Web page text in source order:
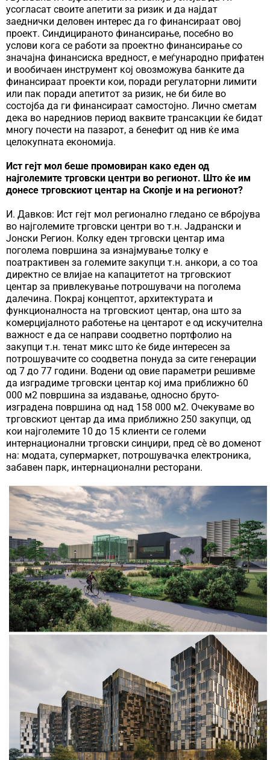
усогласат своите апетити за ризик и да најдат
заеднички деловен интерес да го финансираат овој
проект. Синдицираното финансирање, посебно во
услови кога се работи за проектно финансирање со
значајна финансиска вредност, е меѓународно прифатен
и вообичаен инструмент кој овозможува банките да
финансираат проекти кои, поради регулаторни лимити
или пак поради апетитот за ризик, не би биле во
состојба да ги финансираат самостојно. Лично сметам
дека во наредниов период ваквите трансакции ќе бидат
многу почести на пазарот, а бенефит од нив ќе има
целокупната економија.
Ист гејт мол беше промовиран како еден од
најголемите трговски центри во регионот. Што ќе им
донесе трговскиот центар на Скопје и на регионот?
И. Давков: Ист гејт мол регионално гледано се вбројува
во најголемите трговски центри во т.н. Јадрански и
Јонски Регион. Колку еден трговски центар има
поголема површина за изнајмување толку е
поатрактивен за големите закупци т.н. анкори, а со тоа
директно се влијае на капацитетот на трговскиот
центар за привлекување потрошувачи на поголема
далечина. Покрај концептот, архитектурата и
функционалноста на трговскиот центар, она што за
комерцијалното работење на центарот е од искучителна
важност е да се направи соодветно портфолио на
закупци т.н. тенат микс што ќе биде интересен за
потрошувачите со соодветна понуда за сите генерации
од 7 до 77 години. Водени од овие параметри решивме
да изградиме трговски центар кој има приближно 60
000 м2 површина за издавање, односно бруто-
изградена површина од над 158 000 м2. Очекуваме во
трговскиот центар да има приближно 250 закупци, од
кои најголемите 10 до 15 клиенти се големи
интернационални трговски синџири, пред сè во доменот
на: модата, супермаркет, потрошувачка електроника,
забавен парк, интернационални ресторани.